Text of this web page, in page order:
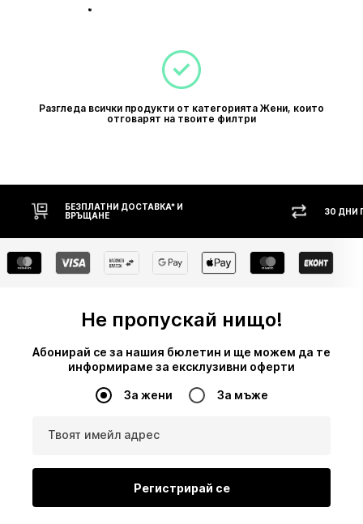
Разгледа всички продукти от категорията Жени, които
отговарят на твоите филтри
БЕЗПЛАТНИ ДОСТАВКА* И
ВРЪЩАНЕ
30 ДНИ
Не пропускай нищо!
Абонирай се за нашия бюлетин и ще можем да те
информираме за ексклузивни оферти
За жени За мъже
Твоят имейл адрес
Регистрирай се